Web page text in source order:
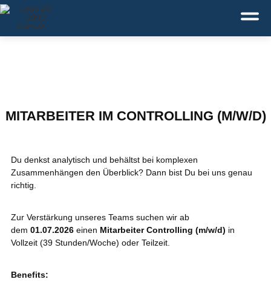
Deutsch
MITARBEITER IM CONTROLLING (M/W/D)
Du denkst analytisch und behältst bei komplexen
Zusammenhängen den Überblick? Dann bist Du bei uns genau
richtig.
Zur Verstärkung unseres Teams suchen wir ab
dem 01.07.2026 einen Mitarbeiter Controlling (m/w/d) in
Vollzeit (39 Stunden/Woche) oder Teilzeit.
Benefits: